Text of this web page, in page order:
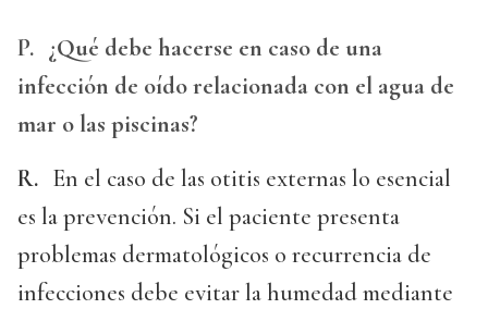
P. ¿Qué debe hacerse en caso de una
infección de oído relacionada con el agua de
mar o las piscinas?
R. En el caso de las otitis externas lo esencial
es la prevención. Si el paciente presenta
problemas dermatológicos o recurrencia de
infecciones debe evitar la humedad mediante